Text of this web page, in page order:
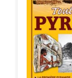
gallery